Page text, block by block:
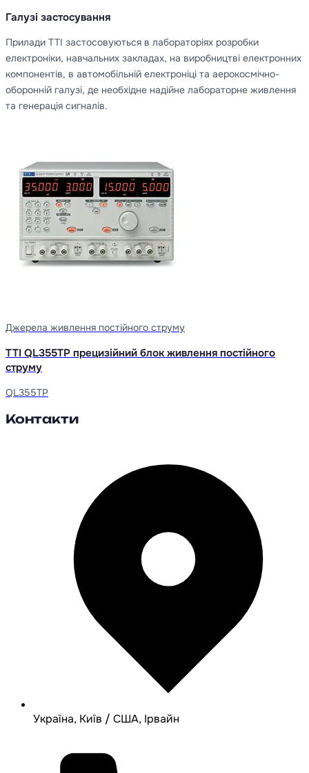
Галузі застосування
Прилади TTI застосовуються в лабораторіях розробки
електроніки, навчальних закладах, на виробництві електронних
компонентів, в автомобільній електроніці та аерокосмічно-
оборонній галузі, де необхідне надійне лабораторне живлення
та генерація сигналів.
Джерела живлення постійного струму
TTI QL355TP прецизійний блок живлення постійного
струму
QL355TP
Контакти
Україна, Київ / США, Ірвайн